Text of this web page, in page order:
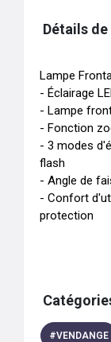
Détails
Lampe
- Éclairage
- Lampe
- Fonction
- 3 modes
flash
- Angle de
- Confort
protection
#VENDANGE